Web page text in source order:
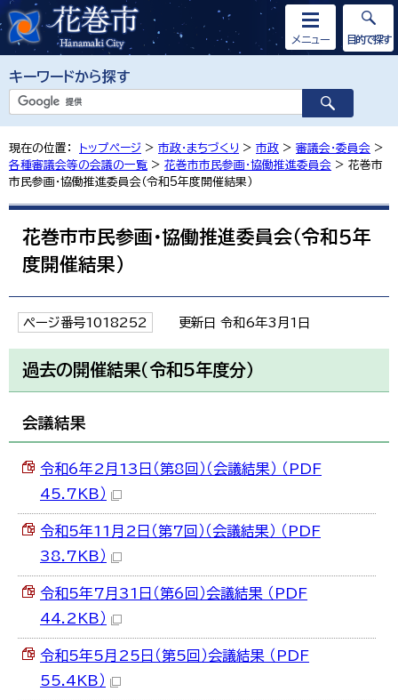
キーワードから探す
メニュー 目的で探す
現在の位置： トップページ > 市政・まちづくり > 市政 > 審議会・委員会 >
各種審議会等の会議の一覧 > 花巻市市民参画・協働推進委員会 > 花巻市
市民参画・協働推進委員会（令和5年度開催結果）
花巻市市民参画・協働推進委員会（令和5年
度開催結果）
ページ番号1018252 更新日 令和6年3月1日
過去の開催結果（令和5年度分）
会議結果
令和6年2月13日（第8回）（会議結果） （PDF
45.7KB）
令和5年11月2日（第7回）（会議結果） （PDF
38.7KB）
令和5年7月31日（第6回）会議結果 （PDF
44.2KB）
令和5年5月25日（第5回）会議結果 （PDF
55.4KB）